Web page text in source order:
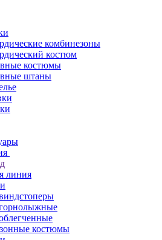
комбинезоны
костюм
костюмы
штаны
линия
костюмы